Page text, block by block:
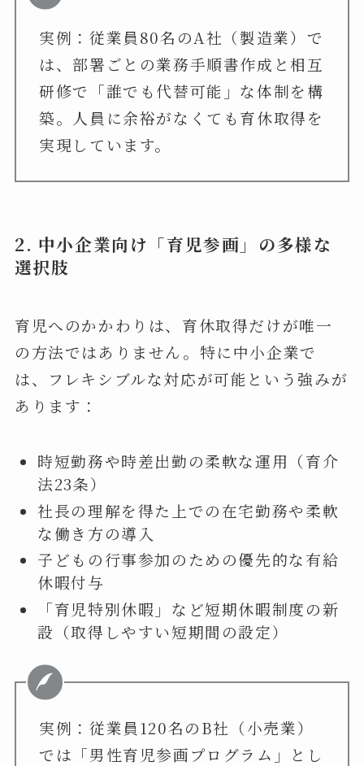
実例：従業員80名のA社（製造業）で
は、部署ごとの業務手順書作成と相互
研修で「誰でも代替可能」な体制を構
築。人員に余裕がなくても育休取得を
実現しています。
2. 中小企業向け「育児参画」の多様な
選択肢
育児へのかかわりは、育休取得だけが唯一
の方法ではありません。特に中小企業で
は、フレキシブルな対応が可能という強みが
あります：
時短勤務や時差出勤の柔軟な運用（育介
法23条）
社長の理解を得た上での在宅勤務や柔軟
な働き方の導入
子どもの行事参加のための優先的な有給
休暇付与
「育児特別休暇」など短期休暇制度の新
設（取得しやすい短期間の設定）
実例：従業員120名のB社（小売業）
では「男性育児参画プログラム」とし